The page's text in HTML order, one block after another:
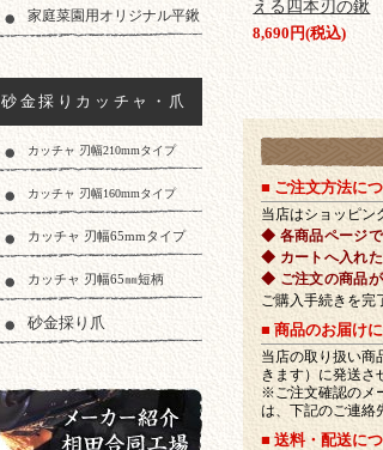
家庭菜園用オリジナル平鍬
砂金採りカッチャ・爪
カッチャ 刃幅210mmタイプ
カッチャ 刃幅160mmタイプ
カッチャ 刃幅65mmタイプ
カッチャ 刃幅65㎜短柄
砂金採り爪
える四本刃の鍬
8,690円(税込)
ご利用ガイド
■ ご注文方法に
当店はショッピン
◆ 各商品ページで
◆ カートへ入れた
◆ ご注文の商品が
ご購入手続きを完
■ 商品のお届け
当店の取り扱い商
きます）に発送さ
※ご注文確認のメ
は、下記のご連絡
■ 送料・配送に